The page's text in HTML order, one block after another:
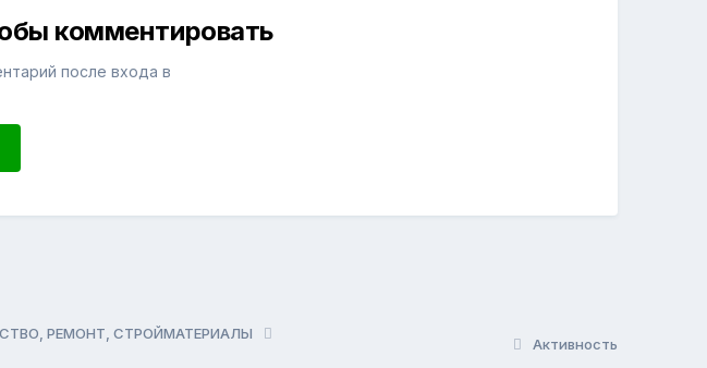
комментировать
после входа в
Активность
РЕМОНТ, СТРОЙМАТЕРИАЛЫ